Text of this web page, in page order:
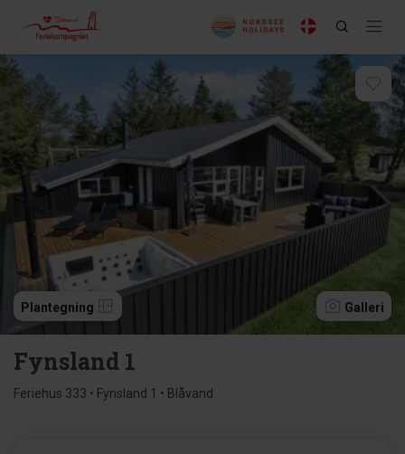
Plantegning Galleri
Fynsland 1
Feriehus 333 • Fynsland 1 • Blåvand